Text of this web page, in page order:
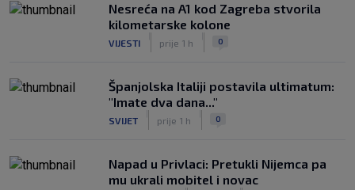
Nesreća na A1 kod Zagreba stvorila
kilometarske kolone
VIJESTI prije 1 h 0
Španjolska Italiji postavila ultimatum:
"Imate dva dana..."
SVIJET prije 1 h 0
Napad u Privlaci: Pretukli Nijemca pa
mu ukrali mobitel i novac